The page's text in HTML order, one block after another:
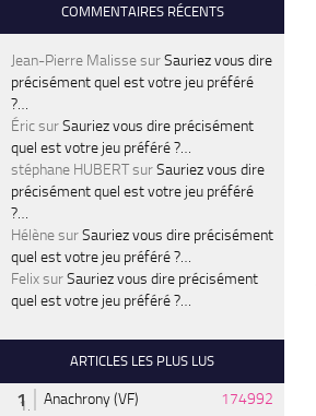
COMMENTAIRES RÉCENTS
Jean-Pierre MalissesurSauriez vous dire
précisément quel est votre jeu préféré
?…
ÉricsurSauriez vous dire précisément
quel est votre jeu préféré ?…
stéphane HUBERTsurSauriez vous dire
précisément quel est votre jeu préféré
?…
HélènesurSauriez vous dire précisément
quel est votre jeu préféré ?…
FelixsurSauriez vous dire précisément
quel est votre jeu préféré ?…
ARTICLES LES PLUS LUS
Anachrony (VF)
174992